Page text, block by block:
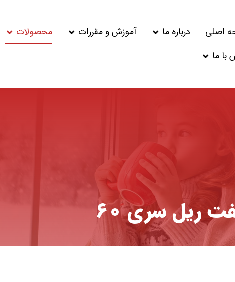
اصلی درباره ما آموزش و مقررات محصولات
با ما
ریل سری ۶۰